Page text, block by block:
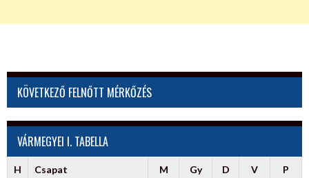
KÖVETKEZŐ FELNŐTT MÉRKŐZÉS
VÁRMEGYEI I. TABELLA
H Csapat M Gy D V P